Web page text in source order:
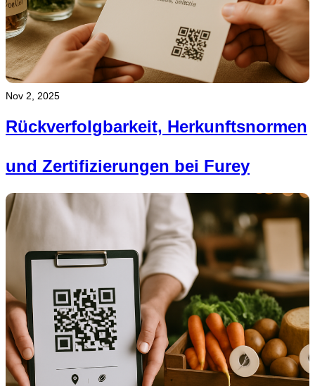
Nov 2, 2025
Rückverfolgbarkeit, Herkunftsnormen
und Zertifizierungen bei Furey